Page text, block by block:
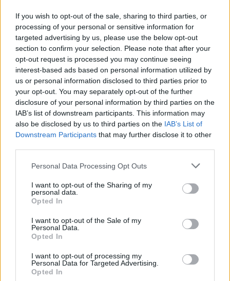
If you wish to opt-out of the sale, sharing to third parties, or
processing of your personal or sensitive information for
targeted advertising by us, please use the below opt-out
section to confirm your selection. Please note that after your
opt-out request is processed you may continue seeing
interest-based ads based on personal information utilized by
us or personal information disclosed to third parties prior to
your opt-out. You may separately opt-out of the further
disclosure of your personal information by third parties on the
IAB’s list of downstream participants. This information may
also be disclosed by us to third parties on the IAB’s List of
Downstream Participants that may further disclose it to other
Please note that this website/app uses one or more Google
not limited to your visit or usage behaviour. You may click to
grant or deny consent to Google and its third-party tags to
use your data for below specified purposes in below Google
consent section.
Personal Data Processing Opt Outs
I want to opt-out of the Sharing of my
personal data.
Opted In
I want to opt-out of the Sale of my
Personal Data.
Opted In
I want to opt-out of processing my
Personal Data for Targeted Advertising.
Opted In
provvisorio a La Maddalena
Allarme truffe a Berchidda, falsi incaricati
bussano alle porte
Notre-Dame de Paris conquista Olbia, la prima
al Molo Brin è un successo
NECROLOGIE
Mario Malu